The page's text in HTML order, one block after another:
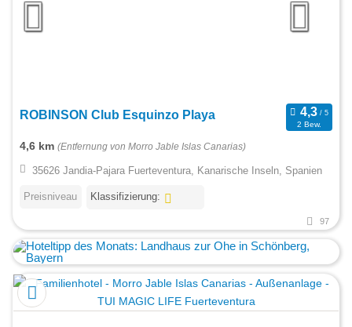
ROBINSON Club Esquinzo Playa
2 Bew.
4,6 km (Entfernung von Morro Jable Islas Canarias)
35626 Jandia-Pajara Fuerteventura, Kanarische Inseln, Spanien
Preisniveau Klassifizierung:
97